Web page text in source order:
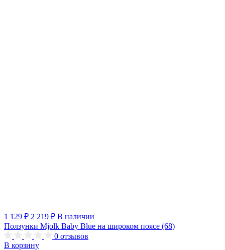
1 129 ₽ 2 219 ₽ В наличии
Ползунки Mjolk Baby Blue на широком поясе (68)
0 отзывов
В корзину